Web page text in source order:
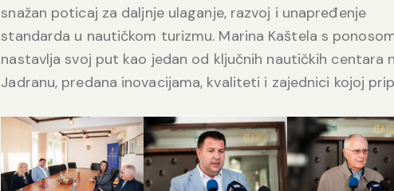
snažan poticaj za daljnje ulaganje, razvoj i unapređenje
standarda u nautičkom turizmu. Marina Kaštela s
nastavlja svoj put kao jedan od ključnih nautičkih centara
Jadranu, predana inovacijama, kvaliteti i zajednici kojoj